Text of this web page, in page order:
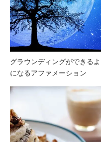
グラウンディングができるよ
になるアファメーション